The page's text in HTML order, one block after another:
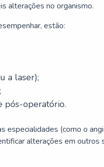
alterações no organismo.
estão:
a laser);
pós-operatório.
especialidades (como o
alterações em outros